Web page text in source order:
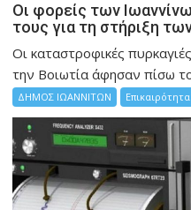
Οι φορείς των
τους για τη στήριξη
Οι καταστροφικές
την Bοιωτία άφησαν πίσω
ΔΗΜΟΣ ΙΩΑΝΝΙΤΩΝ Επικαιρότητα